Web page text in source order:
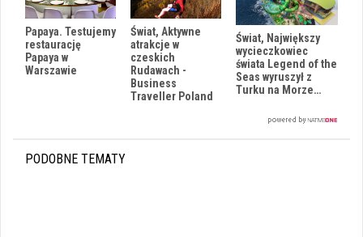
Papaya. Testujemy
restaurację
Papaya w
Warszawie
Świat, Aktywne
atrakcje w
czeskich
Rudawach -
Business
Traveller Poland
Świat, Największy
wycieczkowiec
świata Legend of the
Seas wyruszył z
Turku na Morze…
PODOBNE TEMATY